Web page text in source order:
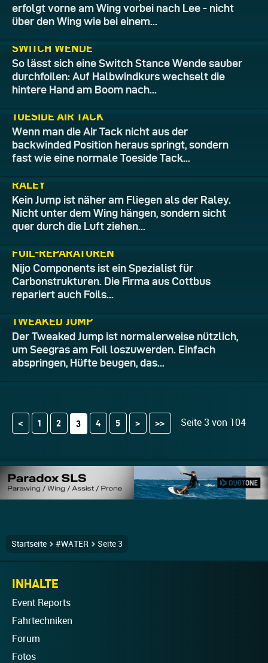
erfolgt vorne am Wing vorbei nach Lee - nicht
über den Wing wie bei einem...
SWITCH WENDE
So lässt sich eine Switch Stance Wende sauber
durchfoilen: Auf Halbwindkurs wechselt die
hintere Hand am Boom nach...
TOESIDE AIR TACK
Wenn man die Air Tack nicht aus der
backwinded Position heraus springt, sondern
fast wie eine normale Toeside Tack...
RALEY
Kein Jump ist näher am Fliegen als der Raley.
Nicht unter dem Wing hängen, sondern sicht
quer durch die Luft ziehen...
FOIL-REPARATUREN
Nijo Components ist ein Spezialist für
Carbonstrukturen. Die Firma aus Cottbus
repariert auch Foils...
TWEAKED JUMP
Der Tweaked Jump ist normalerweise nützlich,
um Seegras am Foil loszuwerden. Einfach
abspringen, Hüfte beugen, das...
< 1 2 3 4 5 > >> Seite 3 von 104
Startseite #WATER Seite 3
INHALTE
Event Reports
Fahrtechniken
Forum
Fotos